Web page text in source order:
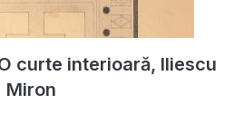
curte interioară, Iliescu
Miron